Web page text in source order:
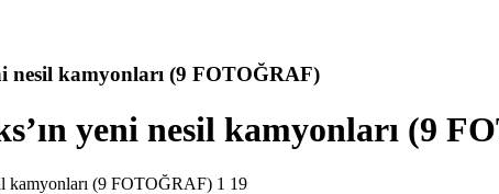
nesil kamyonları (9 FOTOĞRAF)
yeni nesil kamyonları (9
19